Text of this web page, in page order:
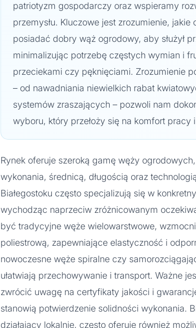
patriotyzm gospodarczy oraz wspieramy
przemysłu. Kluczowe jest zrozumienie, jakie
posiadać dobry wąż ogrodowy, aby służył
minimalizując potrzebę częstych wymian i
przeciekami czy pęknięciami. Zrozumienie
– od nawadniania niewielkich rabat
systemów zraszających – pozwoli nam
wyboru, który przełoży się na komfort pracy
Rynek oferuje szeroką gamę węży
wykonania, średnicą, długością oraz
Białegostoku często specjalizują się w
wychodząc naprzeciw zróżnicowanym
być tradycyjne węże wielowarstwowe,
poliestrową, zapewniające elastyczność i
nowoczesne węże spiralne czy
ułatwiają przechowywanie i transport. Ważne
zwrócić uwagę na certyfikaty jakości i
stanowią potwierdzenie solidności wykonania.
działający lokalnie, często oferuje również